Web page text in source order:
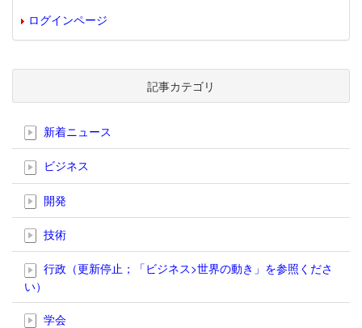
ログインページ
記事カテゴリ
新着ニュース
ビジネス
開発
技術
行政（更新停止；「ビジネス>世界の動き」を参照くださ
い）
学会